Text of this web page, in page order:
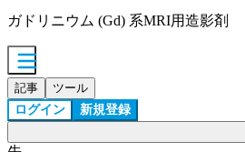
ガドリニウム (Gd) 系MRI用造影剤
記事 ツール
ログイン 新規登録